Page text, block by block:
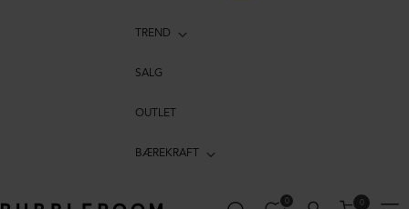
TREND
SALG
OUTLET
BÆREKRAFT
0 0